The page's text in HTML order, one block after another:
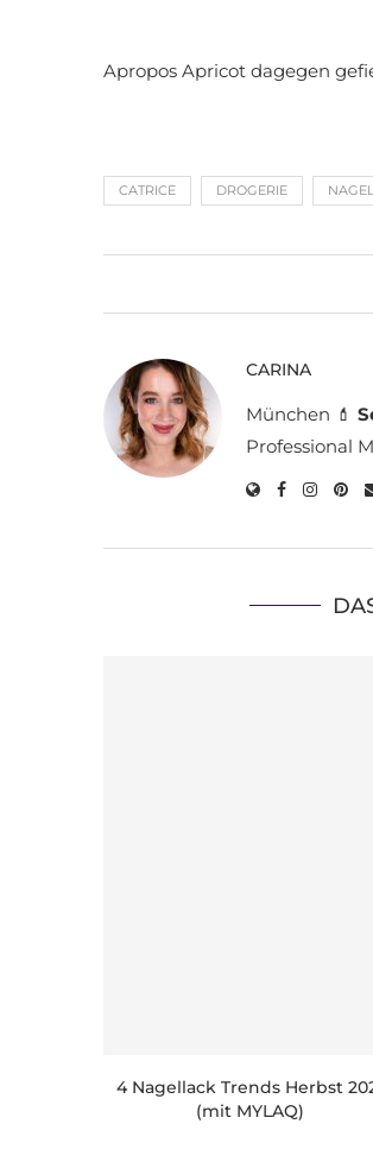
Apropos Apricot dagegen
CATRICE DROGERIE
CARINA
München 💄
Professional
4 Nagellack Trends Herbst
(mit MYLAQ)